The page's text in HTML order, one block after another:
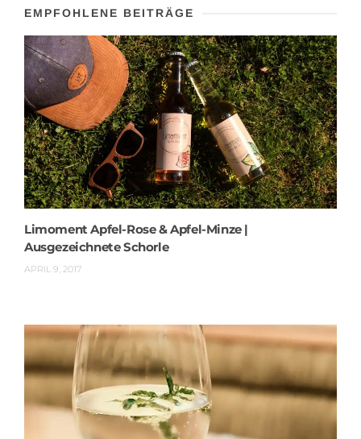
EMPFOHLENE BEITRÄGE
Limoment Apfel-Rose & Apfel-Minze |
Ausgezeichnete Schorle
APRIL 9, 2017